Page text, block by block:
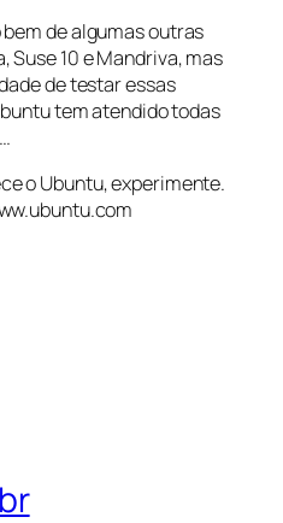
de algumas outras
Suse 10 e Mandriva, mas
de testar essas
tem atendido todas
o Ubuntu, experimente.